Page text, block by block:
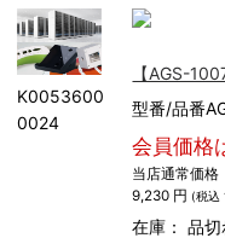
K0053600
0024
【AGS-
型番/品番
会員価格
当店通常価格
9,230 円 (税込
在庫：品切